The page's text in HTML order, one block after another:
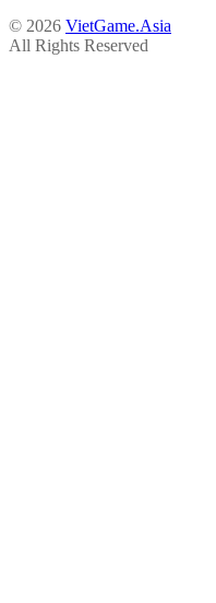
© 2026 VietGame.Asia
All Rights Reserved